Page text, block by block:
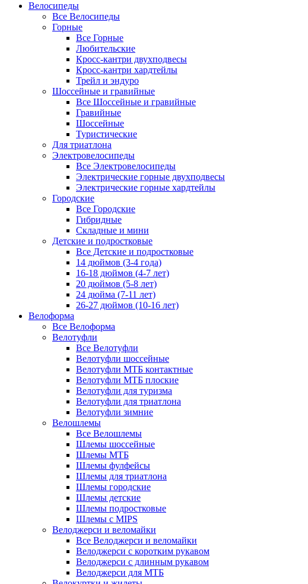
Велосипеды
Все Велосипеды
Горные
Все Горные
Любительские
Кросс-кантри двухподвесы
Кросс-кантри хардтейлы
Трейл и эндуро
Шоссейные и гравийные
Все Шоссейные и гравийные
Гравийные
Шоссейные
Туристические
Для триатлона
Электровелосипеды
Все Электровелосипеды
Электрические горные двухподвесы
Электрические горные хардтейлы
Городские
Все Городские
Гибридные
Складные и мини
Детские и подростковые
Все Детские и подростковые
14 дюймов (3-4 года)
16-18 дюймов (4-7 лет)
20 дюймов (5-8 лет)
24 дюйма (7-11 лет)
26-27 дюймов (10-16 лет)
Велоформа
Все Велоформа
Велотуфли
Все Велотуфли
Велотуфли шоссейные
Велотуфли МТБ контактные
Велотуфли МТБ плоские
Велотуфли для туризма
Велотуфли для триатлона
Велотуфли зимние
Велошлемы
Все Велошлемы
Шлемы шоссейные
Шлемы МТБ
Шлемы фулфейсы
Шлемы для триатлона
Шлемы городские
Шлемы детские
Шлемы подростковые
Шлемы с MIPS
Велоджерси и веломайки
Все Велоджерси и веломайки
Велоджерси с коротким рукавом
Велоджерси с длинным рукавом
Велоджерси для МТБ